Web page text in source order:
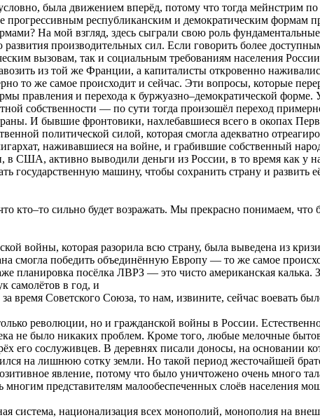
была движением вперёд, потому что тогда мейнстрим
прогрессивным республиканским и демократическим формам
На мой взгляд, здесь сыграли свою роль
производительных сил. Если говорить более
вызовам, так и социальным требованиям населения
из той же Франции, а капиталисты откровенно
то же самое происходит и сейчас. Эти вопросы, которые
правления и перехода к буржуазно–демократической форме.
собственности — по сути тогда произошёл переход
И бывшие фронтовики, нахлебавшиеся всего в окопах
политической силой, которая смогла адекватно
наживавшиеся на войне, и грабившие собственный
США, активно выводили деньги из России, в то время как у
государственную машину, чтобы сохранить страну и развить
кто–то сильно будет возражать. Мы прекрасно понимаем, что
войны, которая разорила всю страну, была выведена из
смогла победить объединённую Европу — то же самое
посёлка ЛВРЗ — это чисто американская калька.
самолётов в год, и
время Советского Союза, то нам, извините, сейчас воевать
революции, но и гражданской войны в России.
не было никаких проблем. Кроме того, любые мелочные
его сослуживцев. В деревнях писали доносы, на основании
на лишнюю сотку земли. Но такой период жесточайшей
явление, потому что было уничтожено очень много
многим представителям малообеспеченных слоёв населения
система, национализация всех монополий, монополия на